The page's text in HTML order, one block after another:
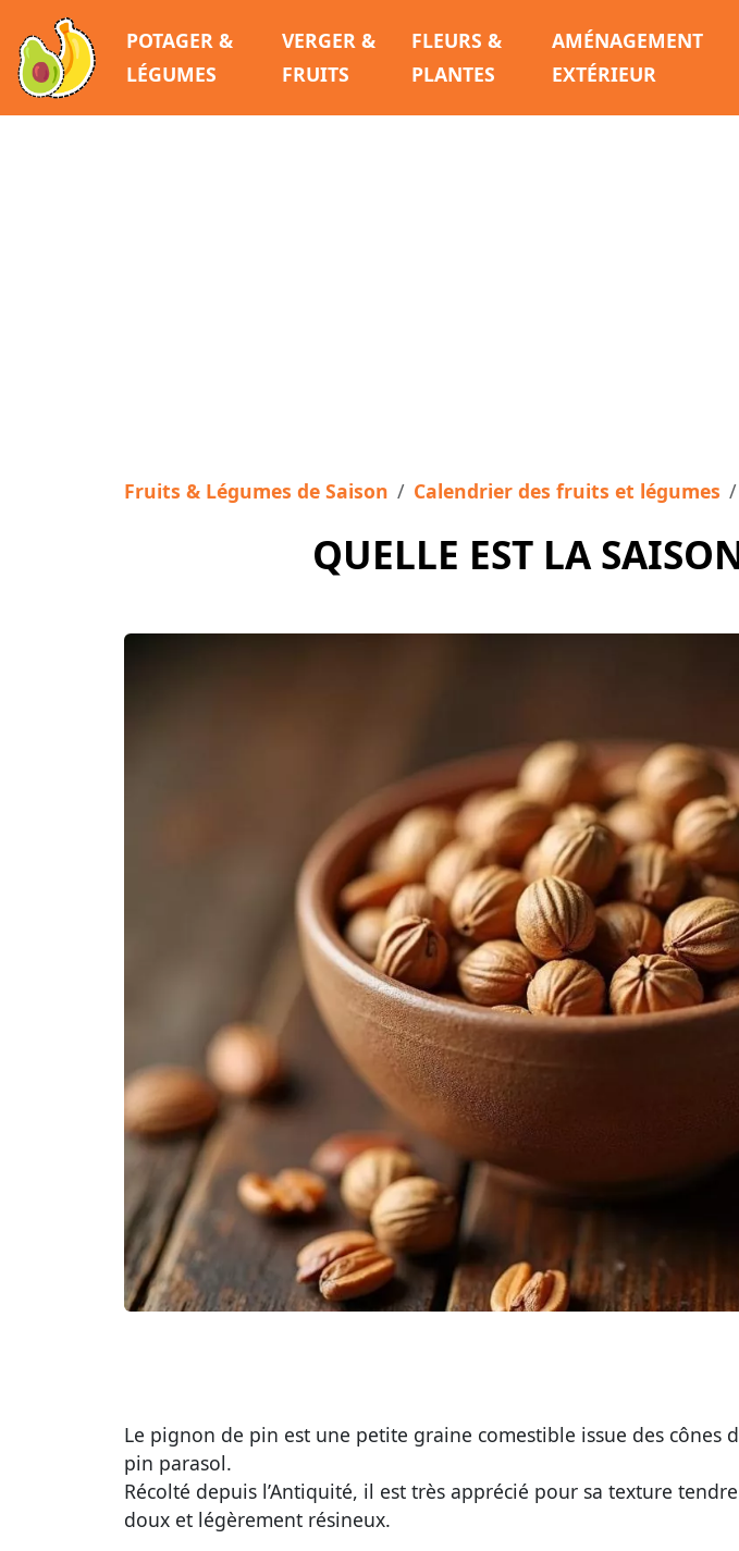
POTAGER &
LÉGUMES
VERGER &
FRUITS
FLEURS &
PLANTES
AMÉNAGEMENT
EXTÉRIEUR
Fruits & Légumes de Saison Calendrier des fruits et légumes
QUELLE EST LA
Le pignon de pin est une petite graine comestible issue des cônes
pin parasol.
Récolté depuis l’Antiquité, il est très apprécié pour sa texture
doux et légèrement résineux.